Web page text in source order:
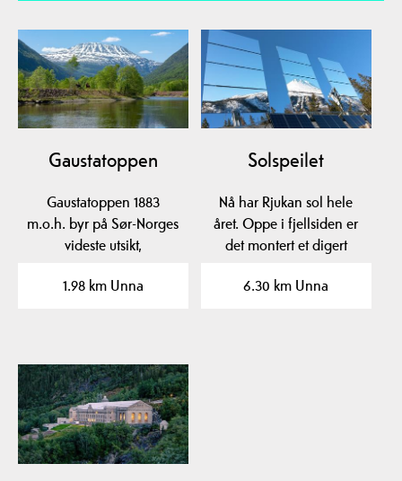
Gaustatoppen
Gaustatoppen 1883
m.o.h. byr på Sør-Norges
videste utsikt,
toppturer,…
1.98 km Unna
Solspeilet
Nå har Rjukan sol hele
året. Oppe i fjellsiden er
det montert et digert
6.30 km Unna